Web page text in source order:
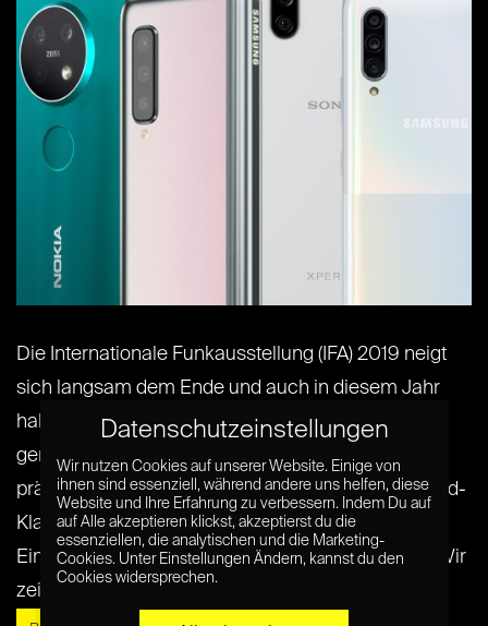
Die Internationale Funkausstellung (IFA) 2019 neigt
sich langsam dem Ende und auch in diesem Jahr
haben einige Hersteller den Rahmen der Messe
genutzt, um neue Smartphones erstmals zu
präsentieren. Von neuen Innovationen der High-End-
Klasse, über Mittelklasse-Modelle bis hin zu
Einsteiger-Smartphones war hier alles mit dabei. Wir
zeigen euch eine Übersicht[...] [...]
Datenschutzeinstellungen
Wir nutzen Cookies auf unserer Website. Einige von
ihnen sind essenziell, während andere uns helfen, diese
Website und Ihre Erfahrung zu verbessern. Indem Du auf
auf Alle akzeptieren klickst, akzeptierst du die
essenziellen, die analytischen und die Marketing-
Cookies. Unter Einstellungen Ändern, kannst du den
Cookies widersprechen.